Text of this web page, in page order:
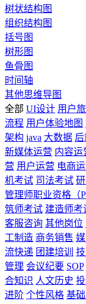
树状结构图
组织结构图
括号图
树形图
鱼骨图
时间轴
其他思维导图
全部 UI设计 用户
流程 用户体验地图
架构 java 大数据
新媒体运营 内容运
营 用户运营 电商
机考试 司法考试
管理师职业资格（
筑师考试 建造师考
客服咨询 其他岗位
工制造 商务销售
流快递 团建培训
管理 会议纪要 SOP
合知识 人文历史
进阶 个性风格 基